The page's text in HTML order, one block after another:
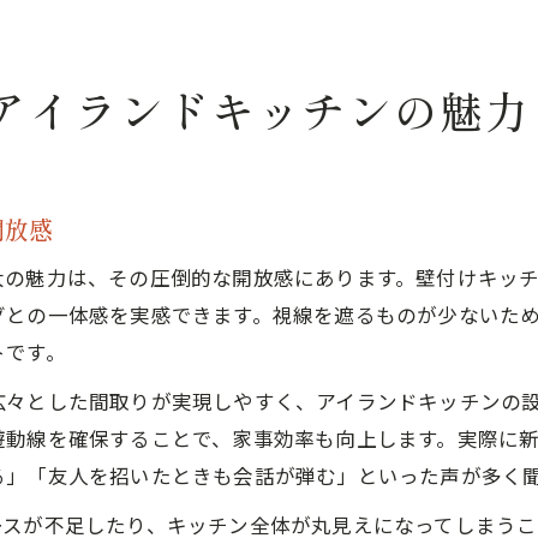
イランドキッチンの魅力
感
魅力は、その圧倒的な開放感にあります。壁付けキッ
の一体感を実感できます。視線を遮るものが少ないた
す。
とした間取りが実現しやすく、アイランドキッチンの
線を確保することで、家事効率も向上します。実際に
「友人を招いたときも会話が弾む」といった声が多く
が不足したり、キッチン全体が丸見えになってしまう